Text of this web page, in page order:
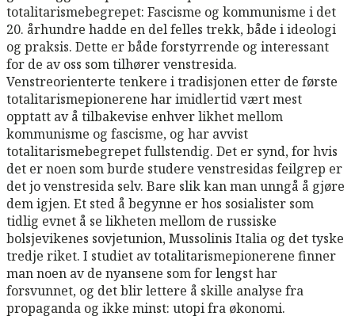
totalitarismebegrepet: Fascisme og kommunisme i det
20. århundre hadde en del felles trekk, både i ideologi
og praksis. Dette er både forstyrrende og interessant
for de av oss som tilhører venstresida.
Venstreorienterte tenkere i tradisjonen etter de første
totalitarismepionerene har imidlertid vært mest
opptatt av å tilbakevise enhver likhet mellom
kommunisme og fascisme, og har avvist
totalitarismebegrepet fullstendig. Det er synd, for hvis
det er noen som burde studere venstresidas feilgrep er
det jo venstresida selv. Bare slik kan man unngå å gjøre
dem igjen. Et sted å begynne er hos sosialister som
tidlig evnet å se likheten mellom de russiske
bolsjevikenes sovjetunion, Mussolinis Italia og det tyske
tredje riket. I studiet av totalitarismepionerene finner
man noen av de nyansene som for lengst har
forsvunnet, og det blir lettere å skille analyse fra
propaganda og ikke minst: utopi fra økonomi.